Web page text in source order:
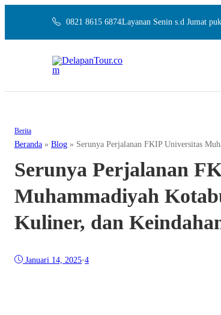
0821 8615 6874Layanan Senin s.d Jumat
Berita
Beranda » Blog » Serunya Perjalanan FKIP Universitas
Serunya Perjalanan
Muhammadiyah
Kuliner, dan
Januari 14, 2025•4